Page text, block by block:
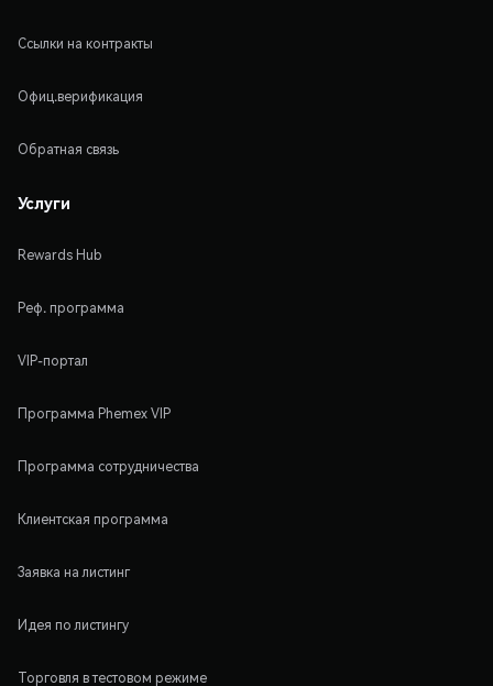
Ссылки на контракты
Офиц.верификация
Обратная связь
Услуги
Rewards Hub
Реф. программа
VIP-портал
Программа Phemex VIP
Программа сотрудничества
Клиентская программа
Заявка на листинг
Идея по листингу
Торговля в тестовом режиме